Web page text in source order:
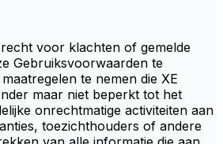
voor klachten of gemelde
Gebruiksvoorwaarden te
te nemen die XE
maar niet beperkt tot het
onrechtmatige activiteiten aan
toezichthouders of andere